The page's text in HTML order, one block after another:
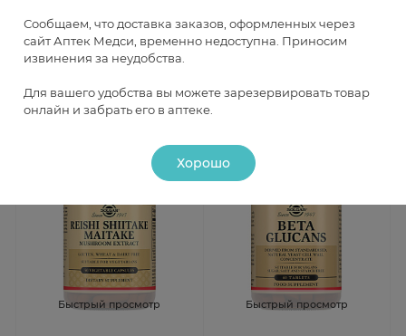
капсулы N60
В наличии
от 4 022 ₽
капсулы N60
В наличии
от 3 887 ₽
Быстрый просмотр Быстрый просмотр
Сообщаем, что доставка заказов, оформленных через
сайт Аптек Медси, временно недоступна. Приносим
извинения за неудобства.
Для вашего удобства вы можете зарезервировать товар
онлайн и забрать его в аптеке.
Хорошо